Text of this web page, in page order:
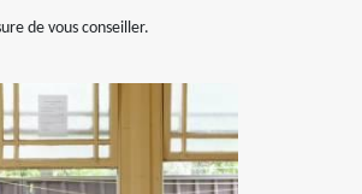
de vous conseiller.